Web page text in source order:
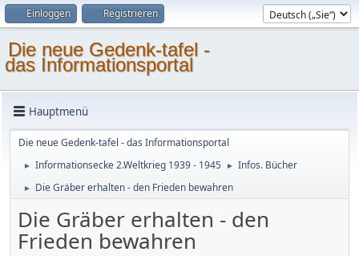
Einloggen Registrieren
Die neue Gedenk-tafel -
das Informationsportal
Hauptmenü
Die neue Gedenk-tafel - das Informationsportal
► Informationsecke 2.Weltkrieg 1939 - 1945 ► Infos. Bücher
► Die Gräber erhalten - den Frieden bewahren
Die Gräber erhalten - den
Frieden bewahren